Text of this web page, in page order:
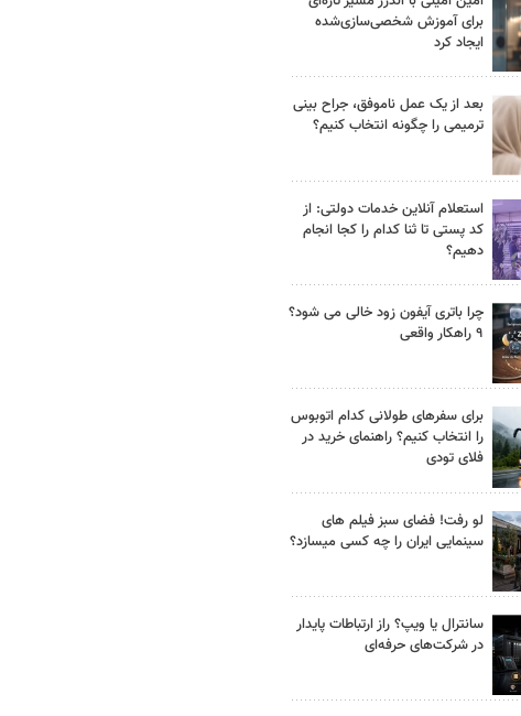
برای آموزش شخصی‌سازی‌شده
ایجاد کرد
بعد از یک عمل ناموفق، جراح بینی
ترمیمی را چگونه انتخاب کنیم؟
استعلام آنلاین خدمات دولتی: از
کد پستی تا ثنا کدام را کجا انجام
دهیم؟
چرا باتری آیفون زود خالی می شود؟
۹ راهکار واقعی
برای سفرهای طولانی کدام اتوبوس
را انتخاب کنیم؟ راهنمای خرید در
فلای تودی
لو رفت! فضای سبز فیلم های
سینمایی ایران را چه کسی میسازد؟
سانترال یا ویپ؟ راز ارتباطات پایدار
در شرکت‌های حرفه‌ای